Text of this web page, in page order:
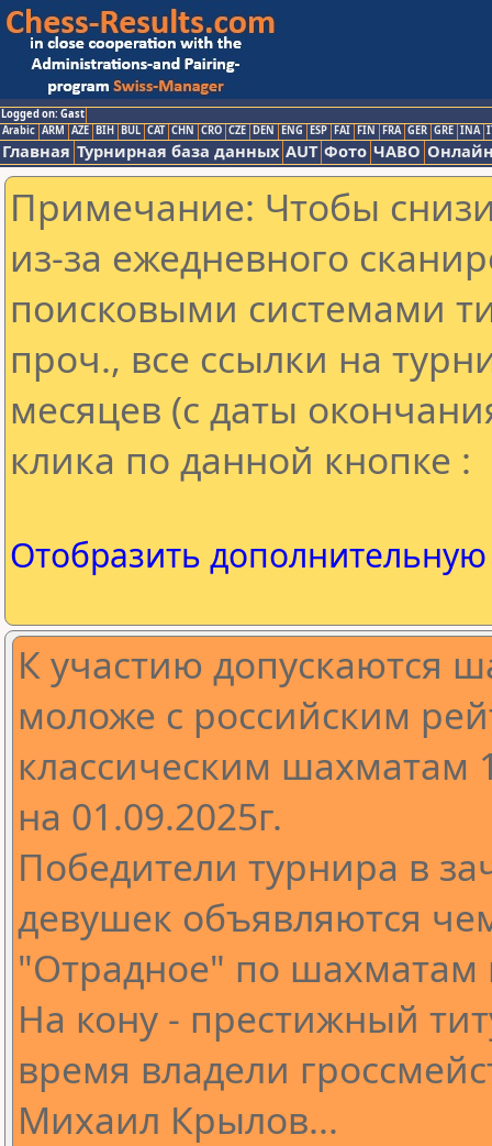
Logged on: Gast
Arabic ARM AZE BIH BUL CAT CHN CRO CZE DEN ENG ESP FAI FIN FRA GER GRE INA
Главная Турнирная база данных AUT Фото ЧАВО
Примечание: Чтобы
из-за ежедневного
поисковыми системами
проч., все ссылки на
месяцев (с даты
клика по данной кнопке :
Отобразить
К участию допускаются
моложе с российским
классическим шахматам
на 01.09.2025г.
Победители турнира в
девушек объявляются
"Отрадное" по шахматам
На кону - престижный
время владели
Михаил Крылов...